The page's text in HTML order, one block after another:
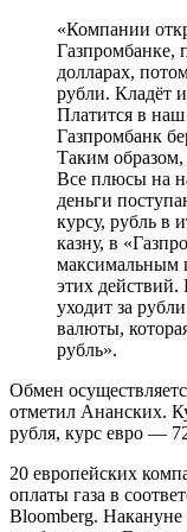
«Компании
Газпромбанке,
долларах,
рубли. Кладёт
Платится в наш
Газпромбанк
Таким образом,
Все плюсы на
деньги
курсу, рубль в
казну, в
максимальным
этих действий.
уходит за
валюты,
рубль».
Обмен
отметил Ананских.
рубля, курс евро —
20 европейских
оплаты газа в
Bloomberg.